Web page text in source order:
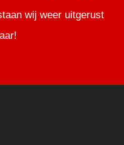
wij weer uitgerust